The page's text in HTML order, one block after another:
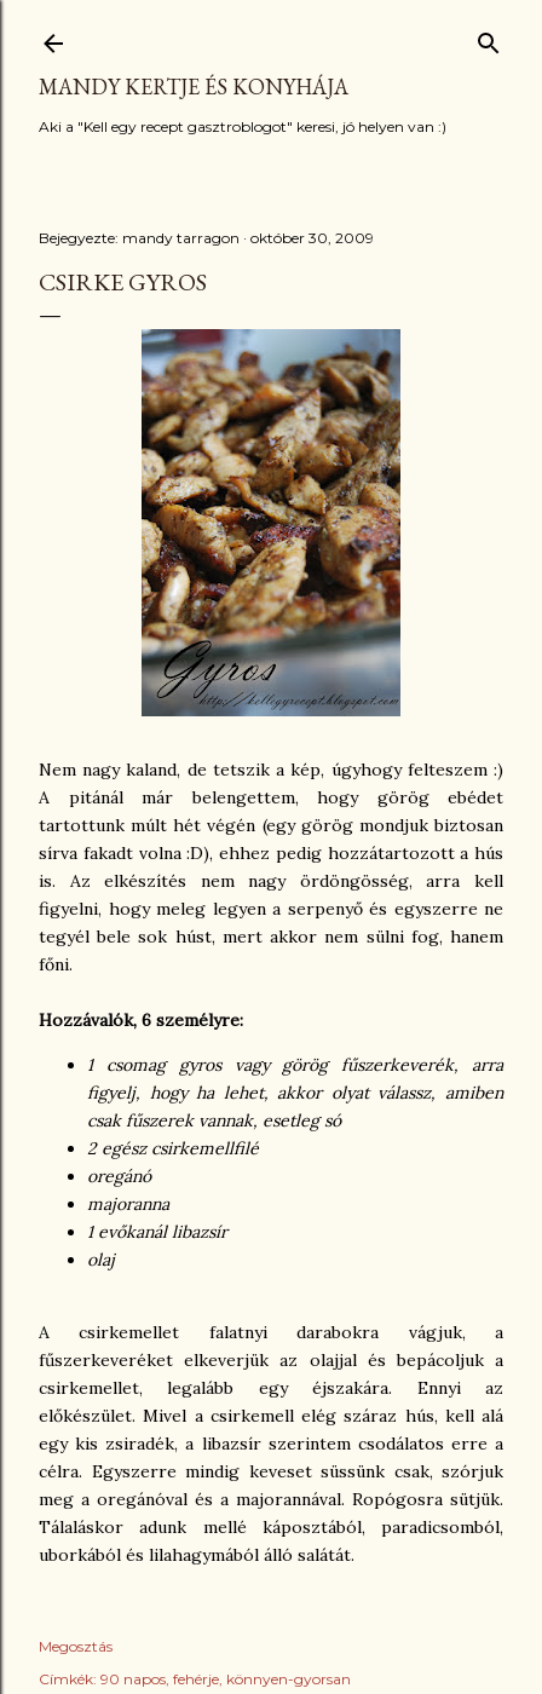
MANDY KERTJE ÉS KONYHÁJA
Aki a "Kell egy recept gasztroblogot" keresi, jó helyen van :)
Bejegyezte: mandy tarragon október 30, 2009
CSIRKE GYROS
Nem nagy kaland, de tetszik a kép, úgyhogy felteszem :)
A pitánál már belengettem, hogy görög ebédet
tartottunk múlt hét végén (egy görög mondjuk biztosan
sírva fakadt volna :D), ehhez pedig hozzátartozott a hús
is. Az elkészítés nem nagy ördöngösség, arra kell
figyelni, hogy meleg legyen a serpenyő és egyszerre ne
tegyél bele sok húst, mert akkor nem sülni fog, hanem
főni.
Hozzávalók, 6 személyre:
1 csomag gyros vagy görög fűszerkeverék, arra
figyelj, hogy ha lehet, akkor olyat válassz, amiben
csak fűszerek vannak, esetleg só
2 egész csirkemellfilé
oregánó
majoranna
1 evőkanál libazsír
olaj
A csirkemellet falatnyi darabokra vágjuk, a
fűszerkeveréket elkeverjük az olajjal és bepácoljuk a
csirkemellet, legalább egy éjszakára. Ennyi az
előkészület. Mivel a csirkemell elég száraz hús, kell alá
egy kis zsiradék, a libazsír szerintem csodálatos erre a
célra. Egyszerre mindig keveset süssünk csak, szórjuk
meg a oregánóval és a majorannával. Ropógosra sütjük.
Tálaláskor adunk mellé káposztából, paradicsomból,
uborkából és lilahagymából álló salátát.
Megosztás
Címkék: 90 napos fehérje könnyen-gyorsan